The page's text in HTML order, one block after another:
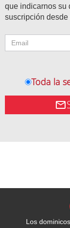
que indicarnos su
suscripción
Toda la
Los